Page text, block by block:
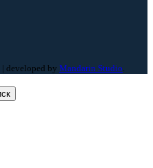
| developed by Mandarin Studio